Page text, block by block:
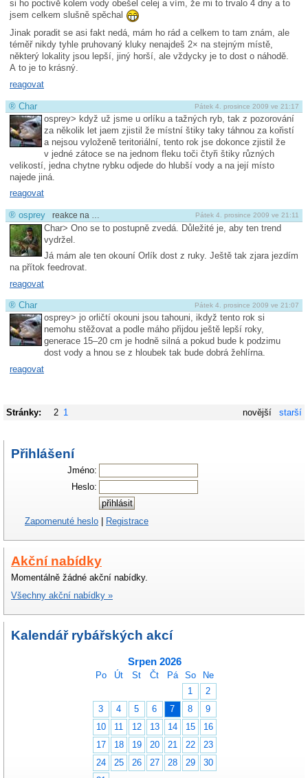
si ho poctivě kolem vody obešel celej a vím, že mi to trvalo 4 dny a to
jsem celkem slušně spěchal
Jinak poradit se asi fakt nedá, mám ho rád a celkem to tam znám, ale
téměř nikdy tyhle pruhovaný kluky nenajdeš 2× na stejným místě,
některý lokality jsou lepší, jiný horší, ale vždycky je to dost o náhodě.
A to je to krásný.
reagovat
Pátek 4. prosince 2009 ve 21:17
® Char
osprey> když už jsme u orlíku a tažných ryb, tak z pozorování
za několik let jaem zjistil že místní štiky taky táhnou za kořistí
a nejsou vyloženě teritoriální, tento rok jse dokonce zjistil že
v jedné zátoce se na jednom fleku toči čtyři štiky různých
velikostí, jedna chytne rybku odjede do hlubší vody a na její místo
najede jiná.
reagovat
Pátek 4. prosince 2009 ve 21:11
® osprey reakce na …
Char> Ono se to postupně zvedá. Důležité je, aby ten trend
vydržel.
Já mám ale ten okouní Orlík dost z ruky. Ještě tak zjara jezdím
na přítok feedrovat.
reagovat
Pátek 4. prosince 2009 ve 21:07
® Char
osprey> jo orličtí okouni jsou tahouni, ikdyž tento rok si
nemohu stěžovat a podle máho přijdou ještě lepší roky,
generace 15–20 cm je hodně silná a pokud bude k podzimu
dost vody a hnou se z hloubek tak bude dobrá žehlírna.
reagovat
novější starší
Stránky: 2 1
Přihlášení
Jméno:
Heslo:
Zapomenuté heslo Registrace
Akční nabídky
Momentálně žádné akční nabídky.
Všechny akční nabídky »
Kalendář rybářských akcí
Srpen 2026
Po Út St Čt Pá So
Ne
1
2
3
4 5 6 7 8
9
10
11 12 13 14 15
16
17
18 19 20 21 22
23
24
25 26 27 28 29
30